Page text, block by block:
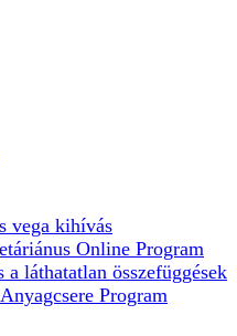
vega kihívás
Online Program
a láthatatlan összefüggések
Program